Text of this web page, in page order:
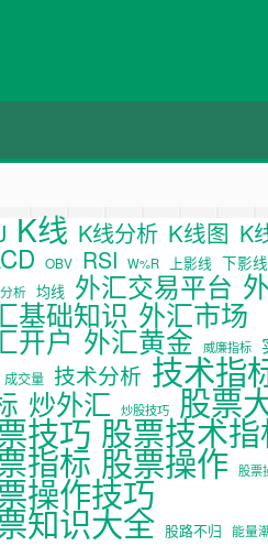
K线 K线分析 K线图 K
OBV RSI W%R 上影线 下影线
分析 均线 外汇交易平台
基础知识 外汇市场
开户 外汇黄金 威廉指标
成交量 技术分析 技术指
炒外汇 炒股技巧 股票
技巧 股票技术
指标 股票操作 股票
操作技巧
知识大全 股路不归 能量